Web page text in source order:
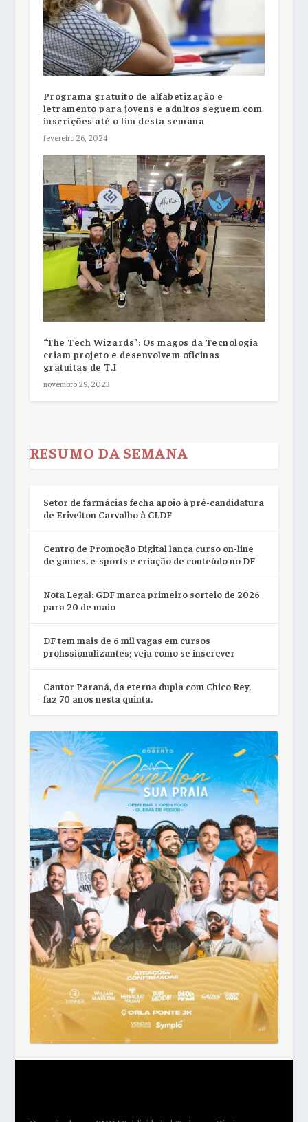
Programa gratuito de alfabetização e
letramento para jovens e adultos seguem com
inscrições até o fim desta semana
fevereiro 26, 2024
“The Tech Wizards”: Os magos da Tecnologia
criam projeto e desenvolvem oficinas
gratuitas de T.I
novembro 29, 2023
RESUMO DA SEMANA
Setor de farmácias fecha apoio à pré-candidatura
de Erivelton Carvalho à CLDF
Centro de Promoção Digital lança curso on-line
de games, e-sports e criação de conteúdo no DF
Nota Legal: GDF marca primeiro sorteio de 2026
para 20 de maio
DF tem mais de 6 mil vagas em cursos
profissionalizantes; veja como se inscrever
Cantor Paraná, da eterna dupla com Chico Rey,
faz 70 anos nesta quinta.